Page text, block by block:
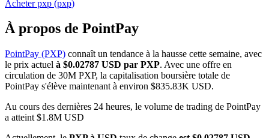
Futures COIN-M
Contrats à terme sur crypto-monnaie
TradFi
Acheter pxp (pxp)
À propos de PointPay
PointPay (PXP) connaît un tendance à la hausse cette semaine, avec
le prix actuel à $0.02787 USD par PXP. Avec une offre en
circulation de 30M PXP, la capitalisation boursière totale de
PointPay s'élève maintenant à environ $835.83K USD.
Au cours des dernières 24 heures, le volume de trading de PointPay
a atteint $1.8M USD